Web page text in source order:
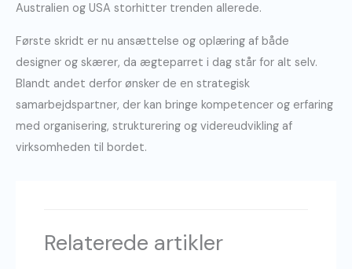
Australien og USA storhitter trenden allerede.
Første skridt er nu ansættelse og oplæring af både
designer og skærer, da ægteparret i dag står for alt selv.
Blandt andet derfor ønsker de en strategisk
samarbejdspartner, der kan bringe kompetencer og erfaring
med organisering, strukturering og videreudvikling af
virksomheden til bordet.
Relaterede artikler